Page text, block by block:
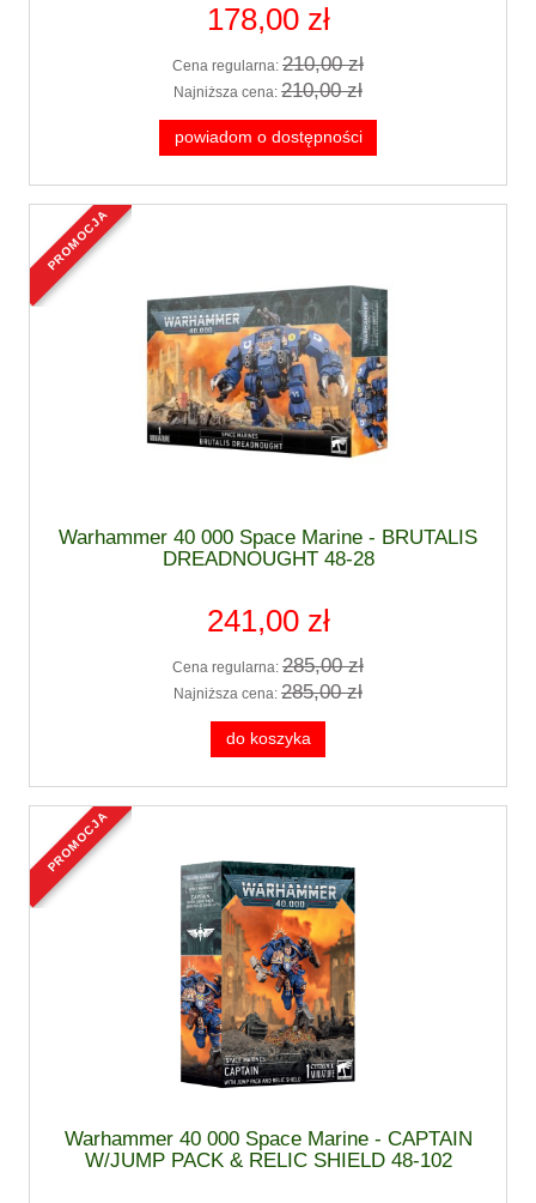
178,00 zł
Cena regularna: 210,00 zł
Najniższa cena: 210,00 zł
powiadom o dostępności
Warhammer 40 000 Space Marine - BRUTALIS
DREADNOUGHT 48-28
241,00 zł
Cena regularna: 285,00 zł
Najniższa cena: 285,00 zł
do koszyka
promocja
Warhammer 40 000 Space Marine - CAPTAIN
W/JUMP PACK & RELIC SHIELD 48-102
promocja